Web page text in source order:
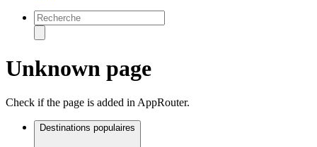
Unknown page
Check if the page is added in AppRouter.
Destinations populaires